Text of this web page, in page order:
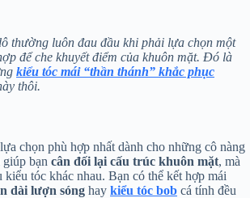
thường luôn đau đầu khi phải lựa chọn một
để che khuyết điểm của khuôn mặt. Đó là
kiểu tóc mái “thần thánh” khắc phục
thôi.
chọn phù hợp nhất dành cho những cô nàng
bạn cân đối lại cấu trúc khuôn mặt, mà
tóc khác nhau. Bạn có thể kết hợp mái
dài lượn sóng hay kiểu tóc bob cá tính đều